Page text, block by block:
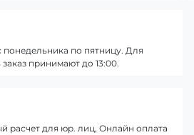
понедельника по пятницу. Для
принимают до 13:00.
расчет для юр. лиц, Онлайн оплата